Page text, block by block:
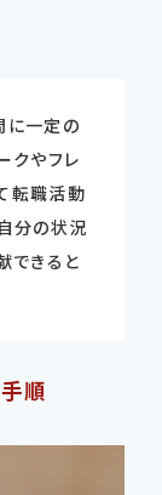
に一定の
クやフレ
転職活動
分の状況
できると
順